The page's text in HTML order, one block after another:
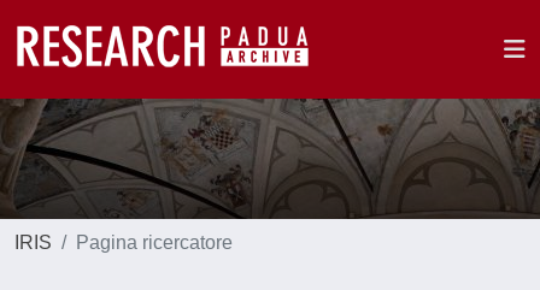
IRIS Pagina ricercatore